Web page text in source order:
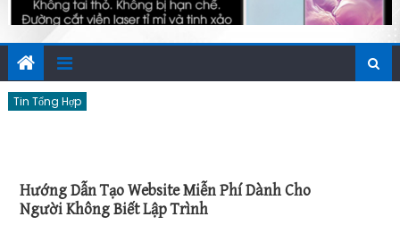
Tin Tổng Hợp
Hướng Dẫn Tạo Website Miễn Phí Dành Cho
Người Không Biết Lập Trình